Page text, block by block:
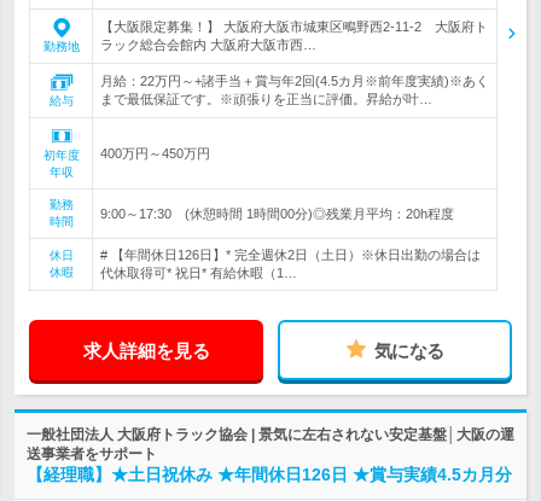
勤務地
【大阪限定募集！】 大阪府大阪市城東区鴫野西2-11-2 大阪府ト
ラック総合会館内 大阪府大阪市西…
給与
月給：22万円～+諸手当＋賞与年2回(4.5カ月※前年度実績)※あく
まで最低保証です。※頑張りを正当に評価。昇給が叶…
初年度
年収
400万円～450万円
勤務
時間
9:00～17:30 (休憩時間 1時間00分)◎残業月平均：20h程度
休日
休暇
# 【年間休日126日】* 完全週休2日（土日）※休日出勤の場合は
代休取得可* 祝日* 有給休暇（1…
求人詳細を見る 気になる
一般社団法人 大阪府トラック協会 | 景気に左右されない安定基盤│大阪の運
送事業者をサポート
【経理職】★土日祝休み ★年間休日126日 ★賞与実績4.5カ月分